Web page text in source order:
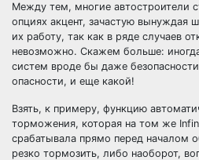
Между тем, многие автостроители
опциях акцент, зачастую вынуждая
их работу, так как в ряде случаев
невозможно. Скажем больше:
систем вроде бы даже
опасности, и еще какой!
Взять, к примеру, функцию
торможения, которая на том же
срабатывала прямо перед началом
резко тормозить, либо наоборот,